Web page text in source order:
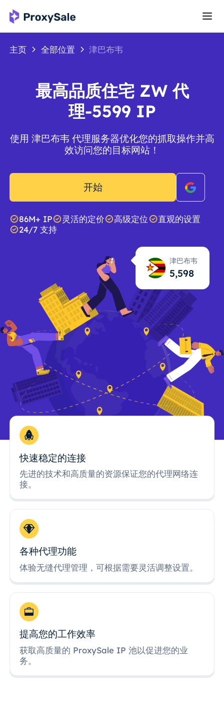
主页 全部位置 津巴布韦
最高品质住宅 ZW 代
理-5599 IP
使用 津巴布韦 代理服务器优化您的抓取操作并高
效访问您的目标网站！
开始
86M+ IP 灵活的定价 高级定位
直观的设置
24/7 支持
津巴布韦
5,599
快速稳定的连接
先进的技术和高质量的资源保证您的代理网络连
接。
各种代理功能
体验无缝代理管理，可根据需要灵活调整设置。
提高您的工作效率
获取高质量的 ProxySale IP 池以促进您的业
务。